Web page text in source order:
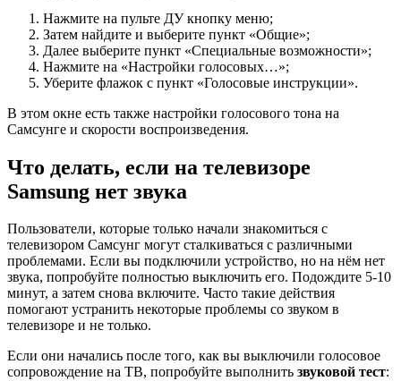
Нажмите на пульте ДУ кнопку меню;
Затем найдите и выберите пункт «Общие»;
Далее выберите пункт «Специальные возможности»;
Нажмите на «Настройки голосовых…»;
Уберите флажок с пункт «Голосовые инструкции».
В этом окне есть также настройки голосового тона на
Самсунге и скорости воспроизведения.
Что делать, если на телевизоре
Samsung нет звука
Пользователи, которые только начали знакомиться с
телевизором Самсунг могут сталкиваться с различными
проблемами. Если вы подключили устройство, но на нём нет
звука, попробуйте полностью выключить его. Подождите 5-10
минут, а затем снова включите. Часто такие действия
помогают устранить некоторые проблемы со звуком в
телевизоре и не только.
Если они начались после того, как вы выключили голосовое
сопровождение на ТВ, попробуйте выполнить звуковой тест: